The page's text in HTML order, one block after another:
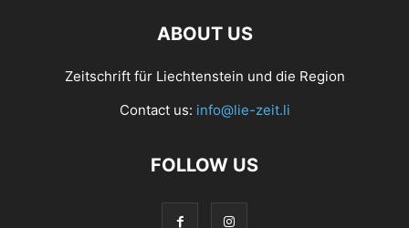
ABOUT US
Zeitschrift für Liechtenstein und die Region
Contact us: info@lie-zeit.li
FOLLOW US